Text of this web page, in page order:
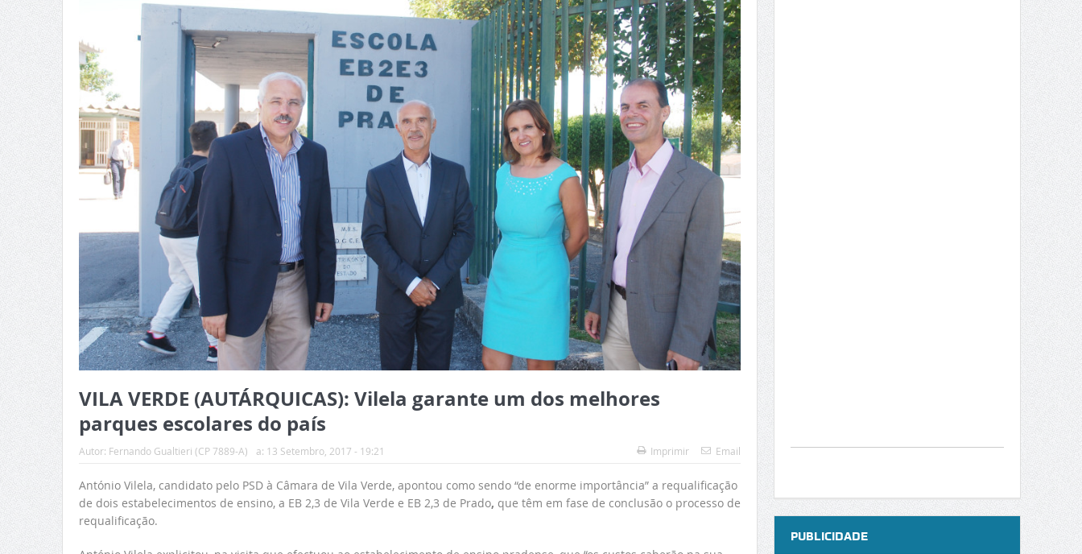
VILA VERDE (AUTÁRQUICAS): Vilela garante um dos melhores
parques escolares do país
Autor: Fernando Gualtieri (CP 7889-A) a: 13 Setembro, 2017 - 19:21 Imprimir Email
António Vilela, candidato pelo PSD à Câmara de Vila Verde, apontou como sendo “de enorme importância” a requalificação
de dois estabelecimentos de ensino, a EB 2,3 de Vila Verde e EB 2,3 de Prado, que têm em fase de conclusão o processo de
requalificação.
PUBLICIDADE